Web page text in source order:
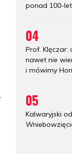
ponad 100-
04
Prof. Klęczar:
nawet nie
i mówimy
05
Kalwaryjski